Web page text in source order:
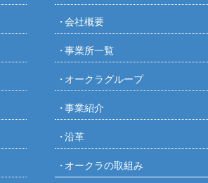
会社概要
事業所一覧
オークラグループ
事業紹介
沿革
オークラの取組み